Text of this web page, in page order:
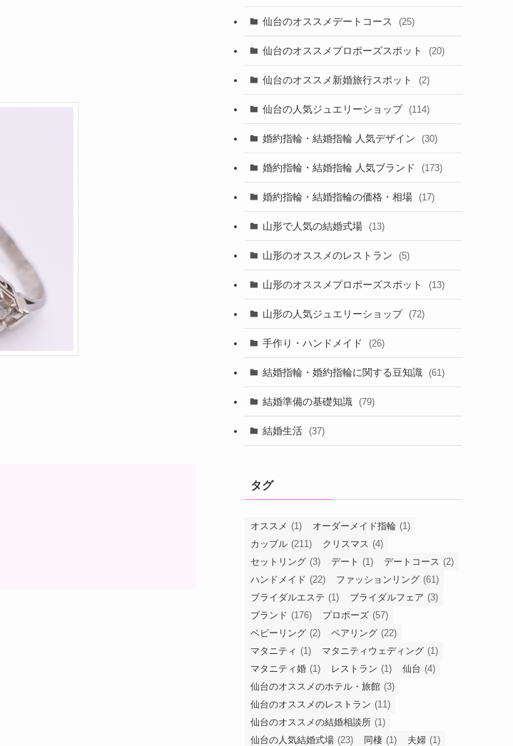
仙台のオススメデートコース (25)
仙台のオススメプロポーズスポット (20)
仙台のオススメ新婚旅行スポット (2)
仙台の人気ジュエリーショップ (114)
婚約指輪・結婚指輪 人気デザイン (30)
婚約指輪・結婚指輪 人気ブランド (173)
婚約指輪・結婚指輪の価格・相場 (17)
山形で人気の結婚式場 (13)
山形のオススメのレストラン (5)
山形のオススメプロポーズスポット (13)
山形の人気ジュエリーショップ (72)
手作り・ハンドメイド (26)
結婚指輪・婚約指輪に関する豆知識 (61)
結婚準備の基礎知識 (79)
結婚生活 (37)
タグ
オススメ (1) オーダーメイド指輪 (1)
カップル (211) クリスマス (4)
セットリング (3) デート (1) デートコース (2)
ハンドメイド (22) ファッションリング (61)
ブライダルエステ (1) ブライダルフェア (3)
ブランド (176) プロポーズ (57)
ベビーリング (2) ペアリング (22)
マタニティ (1) マタニティウェディング (1)
マタニティ婚 (1) レストラン (1) 仙台 (4)
仙台のオススメのホテル・旅館 (3)
仙台のオススメのレストラン (11)
仙台のオススメの結婚相談所 (1)
仙台の人気結婚式場 (23) 同棲 (1) 夫婦 (1)